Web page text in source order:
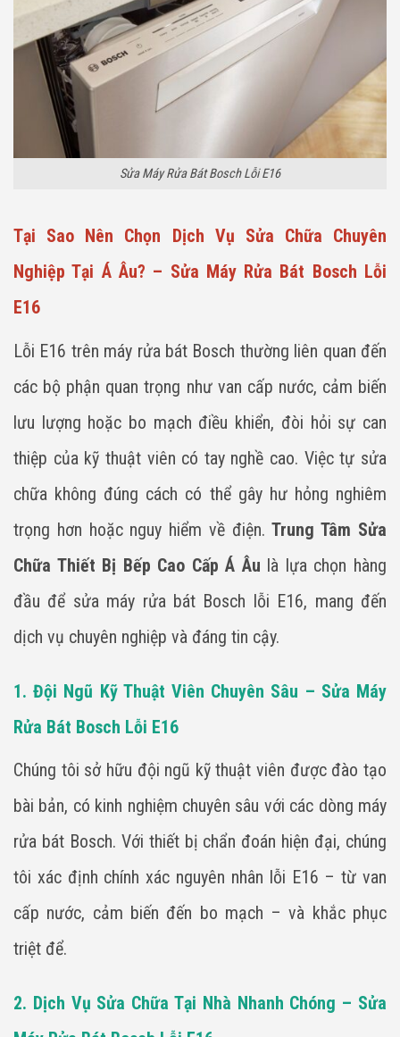
Sửa Máy Rửa Bát Bosch Lỗi E16
Tại Sao Nên Chọn Dịch Vụ Sửa Chữa Chuyên
Nghiệp Tại Á Âu? – Sửa Máy Rửa Bát Bosch Lỗi
E16
Lỗi E16 trên máy rửa bát Bosch thường liên quan đến
các bộ phận quan trọng như van cấp nước, cảm biến
lưu lượng hoặc bo mạch điều khiển, đòi hỏi sự can
thiệp của kỹ thuật viên có tay nghề cao. Việc tự sửa
chữa không đúng cách có thể gây hư hỏng nghiêm
trọng hơn hoặc nguy hiểm về điện.Trung Tâm Sửa
Chữa Thiết Bị Bếp Cao Cấp Á Âu là lựa chọn hàng
đầu để sửa máy rửa bát Bosch lỗi E16, mang đến
dịch vụ chuyên nghiệp và đáng tin cậy.
1. Đội Ngũ Kỹ Thuật Viên Chuyên Sâu – Sửa Máy
Rửa Bát Bosch Lỗi E16
Chúng tôi sở hữu đội ngũ kỹ thuật viên được đào tạo
bài bản, có kinh nghiệm chuyên sâu với các dòng máy
rửa bát Bosch. Với thiết bị chẩn đoán hiện đại, chúng
tôi xác định chính xác nguyên nhân lỗi E16 – từ van
cấp nước, cảm biến đến bo mạch – và khắc phục
triệt để.
2. Dịch Vụ Sửa Chữa Tại Nhà Nhanh Chóng – Sửa